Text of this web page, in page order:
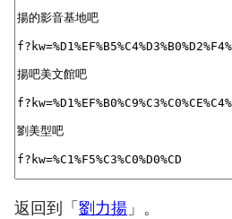
返回到「劉力揚 」。